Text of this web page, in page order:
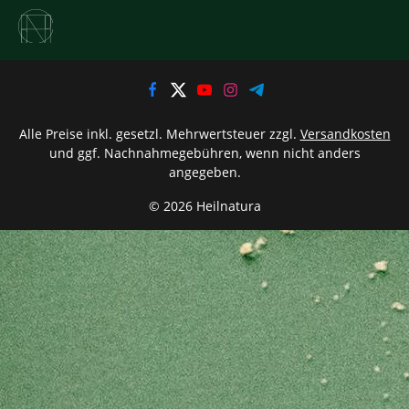
© 2026 Heilnatura
Alle Preise inkl. gesetzl. Mehrwertsteuer zzgl. Versandkosten
und ggf. Nachnahmegebühren, wenn nicht anders
angegeben.